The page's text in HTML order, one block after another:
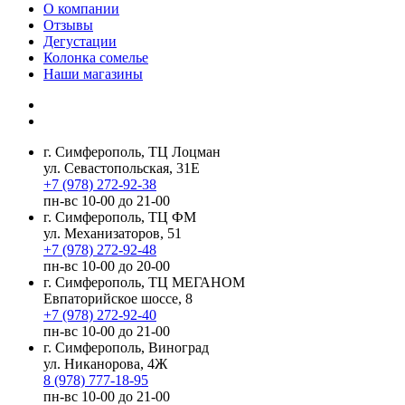
О компании
Отзывы
Дегустации
Колонка сомелье
Наши магазины
г. Симферополь, ТЦ Лоцман
ул. Севастопольская, 31Е
+7 (978) 272-92-38
пн-вс 10-00 до 21-00
г. Симферополь, ТЦ ФМ
ул. Механизаторов, 51
+7 (978) 272-92-48
пн-вс 10-00 до 20-00
г. Симферополь, ТЦ МЕГАНОМ
Евпаторийское шоссе, 8
+7 (978) 272-92-40
пн-вс 10-00 до 21-00
г. Симферополь, Виноград
ул. Никанорова, 4Ж
8 (978) 777-18-95
пн-вс 10-00 до 21-00